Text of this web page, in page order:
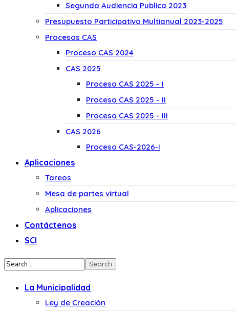
Segunda Audiencia Publica 2023
Presupuesto Participativo Multianual 2023-2025
Procesos CAS
Proceso CAS 2024
CAS 2025
Proceso CAS 2025 – I
Proceso CAS 2025 – II
Proceso CAS 2025 – III
CAS 2026
Proceso CAS-2026-I
Aplicaciones
Tareos
Mesa de partes virtual
Aplicaciones
Contáctenos
SCI
La Municipalidad
Ley de Creación